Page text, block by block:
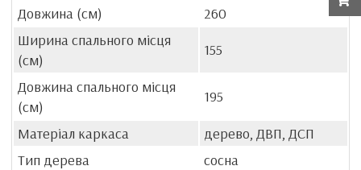
Довжина (см)
260
Ширина спального місця
(см)
155
Довжина спального місця
(см)
195
Матеріал каркаса
дерево, ДВП, ДСП
Тип дерева
сосна